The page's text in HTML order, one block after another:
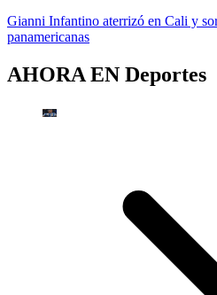
Gianni Infantino aterrizó en Cali y
panamericanas
AHORA EN Deportes